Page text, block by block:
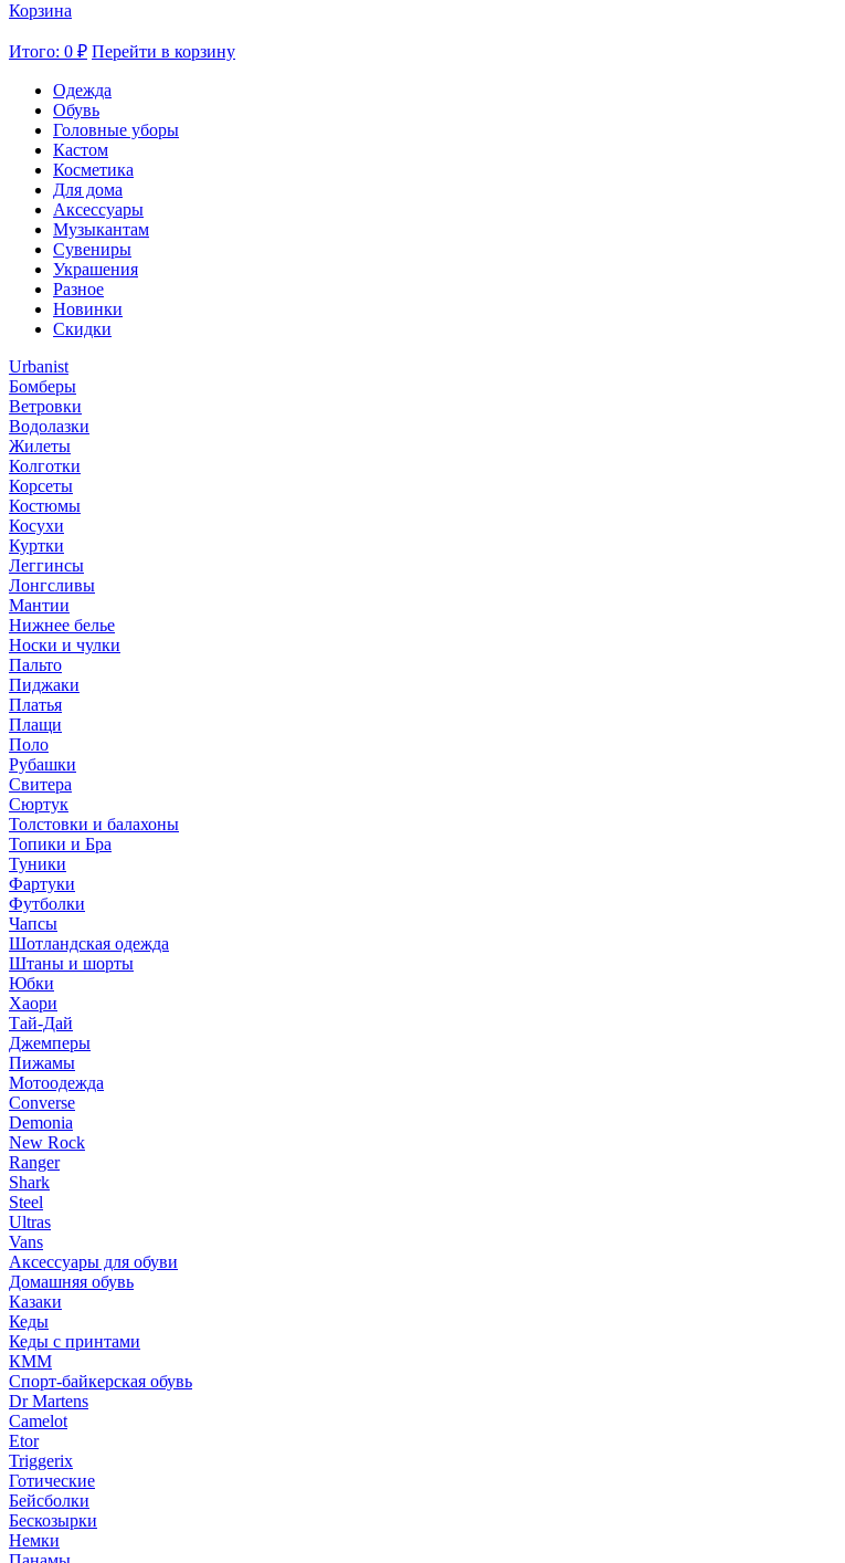
Корзина
Итого: 0 ₽ Перейти в корзину
Одежда
Обувь
Головные уборы
Кастом
Косметика
Для дома
Аксессуары
Музыкантам
Сувениры
Украшения
Разное
Новинки
Скидки
Urbanist
Бомберы
Ветровки
Водолазки
Жилеты
Колготки
Корсеты
Костюмы
Косухи
Куртки
Леггинсы
Лонгсливы
Мантии
Нижнее белье
Носки и чулки
Пальто
Пиджаки
Платья
Плащи
Поло
Рубашки
Свитера
Сюртук
Толстовки и балахоны
Топики и Бра
Туники
Фартуки
Футболки
Чапсы
Шотландская одежда
Штаны и шорты
Юбки
Хаори
Тай-Дай
Джемперы
Пижамы
Мотоодежда
Converse
Demonia
New Rock
Ranger
Shark
Steel
Ultras
Vans
Аксессуары для обуви
Домашняя обувь
Казаки
Кеды
Кеды с принтами
КММ
Спорт-байкерская обувь
Dr Martens
Camelot
Etor
Triggerix
Готические
Бейсболки
Бескозырки
Немки